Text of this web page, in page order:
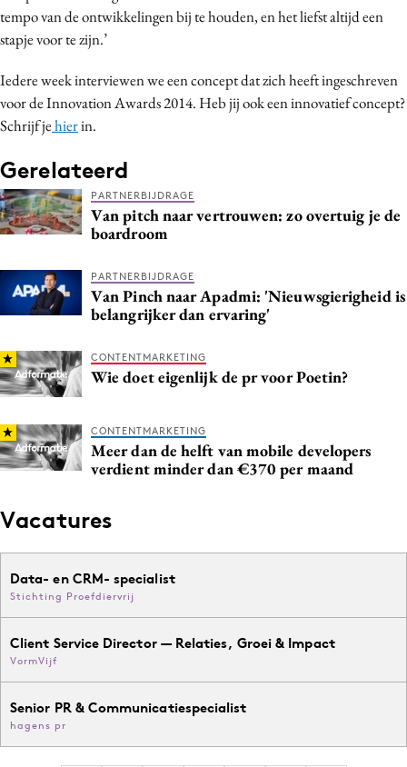
tempo van de ontwikkelingen bij te houden, en het liefst altijd een
stapje voor te zijn.’
Iedere week interviewen we een concept dat zich heeft ingeschreven
voor de Innovation Awards 2014. Heb jij ook een innovatief concept?
Schrijf jehierin.
Gerelateerd
PARTNERBIJDRAGE
Van pitch naar vertrouwen: zo overtuig je de
boardroom
PARTNERBIJDRAGE
Van Pinch naar Apadmi: 'Nieuwsgierigheid is
belangrijker dan ervaring'
CONTENTMARKETING
Wie doet eigenlijk de pr voor Poetin?
CONTENTMARKETING
Meer dan de helft van mobile developers
verdient minder dan €370 per maand
Vacatures
Data- en CRM- specialist
Stichting Proefdiervrij
Client Service Director — Relaties, Groei & Impact
VormVijf
Senior PR & Communicatiespecialist
hagens pr